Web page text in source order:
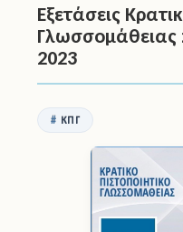
Εξετάσεις
Γλωσσομάθειας
2023
ΚΠΓ